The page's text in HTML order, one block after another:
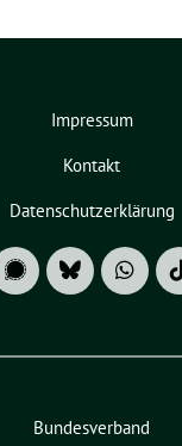
Impressum
Kontakt
Datenschutzerklärung
Bundesverband